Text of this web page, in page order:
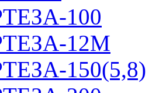
100
12М
150(5,8)